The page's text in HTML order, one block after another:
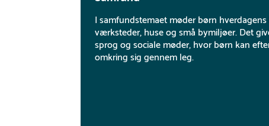
I samfundstemaet møder børn
værksteder, huse og små bymiljøer. Det
sprog og sociale møder, hvor børn kan
omkring sig gennem leg.